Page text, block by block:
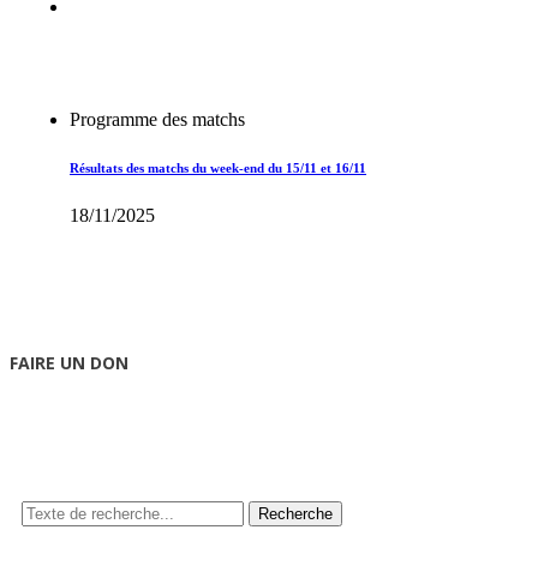
Programme des matchs
Résultats des matchs du week-end du 15/11 et 16/11
18/11/2025
FAIRE UN DON
Recherche